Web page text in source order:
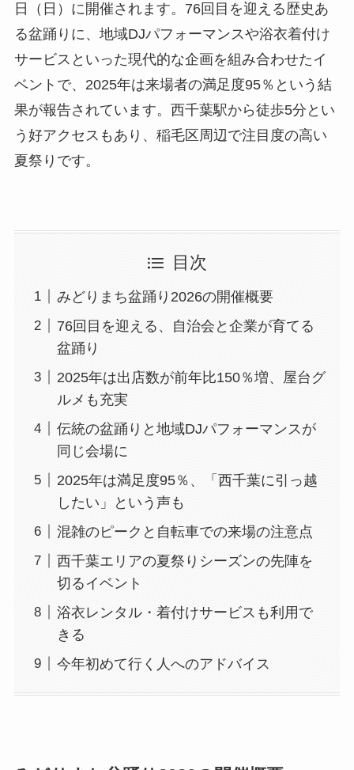
日（日）に開催されます。76回目を迎える歴史あ
る盆踊りに、地域DJパフォーマンスや浴衣着付け
サービスといった現代的な企画を組み合わせたイ
ベントで、2025年は来場者の満足度95％という結
果が報告されています。西千葉駅から徒歩5分とい
う好アクセスもあり、稲毛区周辺で注目度の高い
夏祭りです。
目次
みどりまち盆踊り2026の開催概要
76回目を迎える、自治会と企業が育てる
盆踊り
2025年は出店数が前年比150％増、屋台グ
ルメも充実
伝統の盆踊りと地域DJパフォーマンスが
同じ会場に
2025年は満足度95％、「西千葉に引っ越
したい」という声も
混雑のピークと自転車での来場の注意点
西千葉エリアの夏祭りシーズンの先陣を
切るイベント
浴衣レンタル・着付けサービスも利用で
きる
今年初めて行く人へのアドバイス